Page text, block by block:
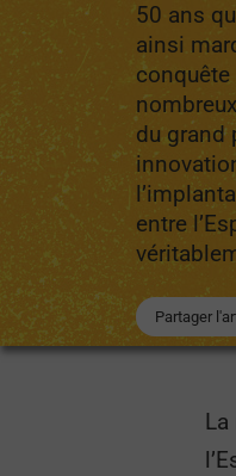
50 ans
ainsi
conquête
du grand
entre
Partager